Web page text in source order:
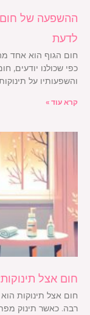
ההשפעה של חום
לדעת
חום הגוף הוא אחד
כפי שכולנו יודעים,
והשפעותיו על
קרא עוד »
חום אצל
חום אצל תינוקות
רבה. כאשר תינוק